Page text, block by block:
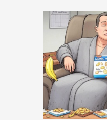
örömteli új
átállás.